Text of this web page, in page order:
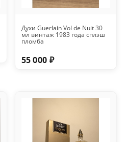
Духи Guerlain Vol de Nuit 30
мл винтаж 1983 года сплэш
пломба
55 000 ₽